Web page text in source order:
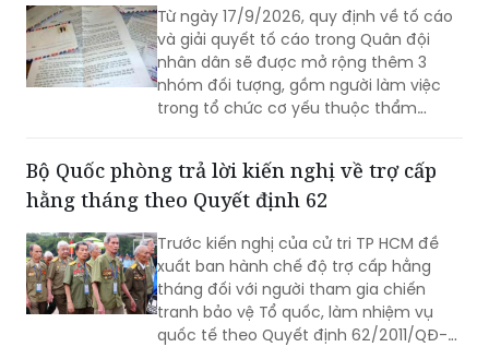
Từ ngày 17/9/2026, quy định về tố cáo
và giải quyết tố cáo trong Quân đội
nhân dân sẽ được mở rộng thêm 3
nhóm đối tượng, gồm người làm việc
trong tổ chức cơ yếu thuộc thẩm
hợp đồng thuộc Bộ Quốc phòng. Đây là
một trong những điểm mới đáng chú ý
được Chính phủ ban hành.
Bộ Quốc phòng trả lời kiến nghị về trợ cấp
hằng tháng theo Quyết định 62
Trước kiến nghị của cử tri TP HCM đề
xuất ban hành chế độ trợ cấp hằng
tháng đối với người tham gia chiến
tranh bảo vệ Tổ quốc, làm nhiệm vụ
quốc tế theo Quyết định 62/2011/QĐ-